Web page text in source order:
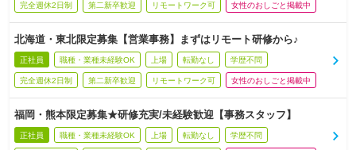
完全週休2日制 第二新卒歓迎 リモートワーク可 女性のおしごと掲載中
北海道・東北限定募集【営業事務】まずはリモート研修から♪
正社員 職種・業種未経験OK 上場 転勤なし 学歴不問
完全週休2日制 第二新卒歓迎 リモートワーク可 女性のおしごと掲載中
福岡・熊本限定募集★研修充実/未経験歓迎【事務スタッフ】
正社員 職種・業種未経験OK 上場 転勤なし 学歴不問